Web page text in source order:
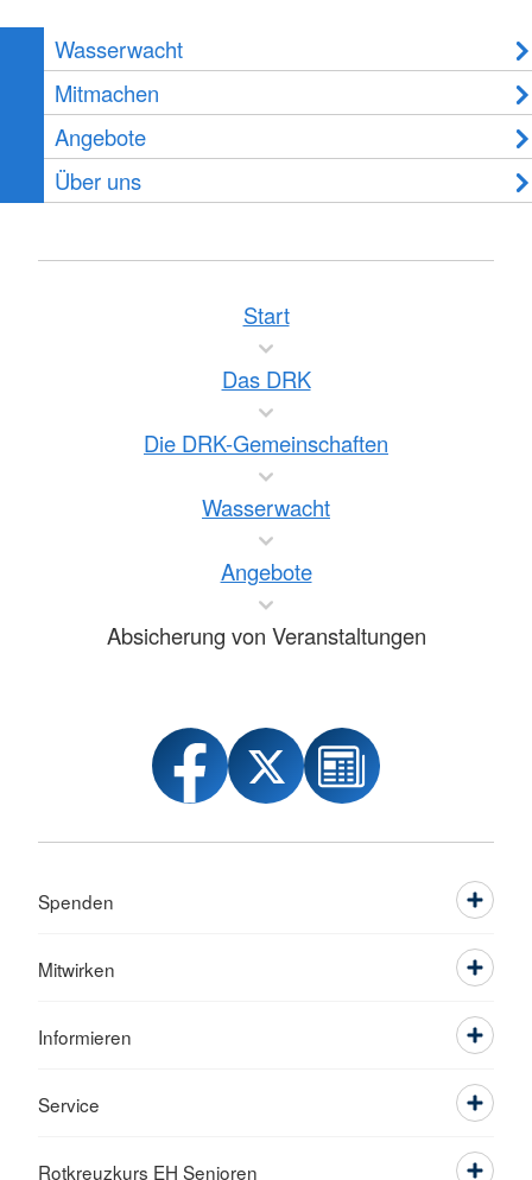
Wasserwacht
Mitmachen
Angebote
Über uns
Start
Das DRK
Die DRK-Gemeinschaften
Wasserwacht
Angebote
Absicherung von Veranstaltungen
Spenden
Mitwirken
Informieren
Service
Rotkreuzkurs EH Senioren